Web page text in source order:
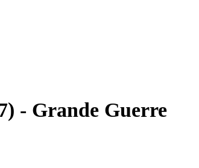
- Grande Guerre